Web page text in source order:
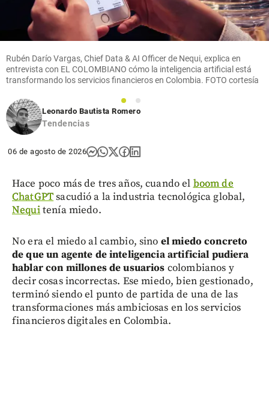
Rubén Darío Vargas, Chief Data & AI Officer de Nequi, explica en
entrevista con EL COLOMBIANO cómo la inteligencia artificial está
transformando los servicios financieros en Colombia. FOTO cortesía
1
2
Leonardo Bautista Romero
Tendencias
06 de agosto de 2026
Hace poco más de tres años, cuando el boom de
ChatGPTsacudió a la industria tecnológica global,
Nequitenía miedo.
No era el miedo al cambio, sino el miedo concreto
de que un agente de inteligencia artificial pudiera
hablar con millones de usuarios colombianos y
decir cosas incorrectas. Ese miedo, bien gestionado,
terminó siendo el punto de partida de una de las
transformaciones más ambiciosas en los servicios
financieros digitales en Colombia.